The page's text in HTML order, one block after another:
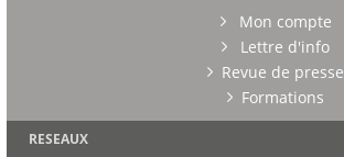
Mon compte
Lettre d'info
Revue de presse
Formations
RESEAUX